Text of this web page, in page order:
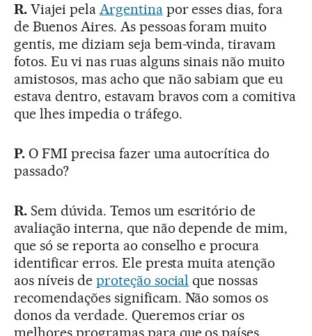
R. Viajei pela Argentinapor esses dias, fora
de Buenos Aires. As pessoas foram muito
gentis, me diziam seja bem-vinda, tiravam
fotos. Eu vi nas ruas alguns sinais não muito
amistosos, mas acho que não sabiam que eu
estava dentro, estavam bravos com a comitiva
que lhes impedia o tráfego.
P. O FMI precisa fazer uma autocrítica do
passado?
R. Sem dúvida. Temos um escritório de
avaliação interna, que não depende de mim,
que só se reporta ao conselho e procura
identificar erros. Ele presta muita atenção
aos níveis de proteção social que nossas
recomendações significam. Não somos os
donos da verdade. Queremos criar os